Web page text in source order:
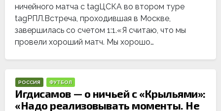
ничейного матча с tagЦСКА во втором туре
tagРПЛ.Встреча, проходившая в Москве,
завершилась со счетом 1:1.«Я считаю, что мы
провели хороший матч. Мы хорошо…
РОССИЯ ФУТБОЛ
Игдисамов — о ничьей с «Крыльями»:
«Надо реализовывать моменты. Не